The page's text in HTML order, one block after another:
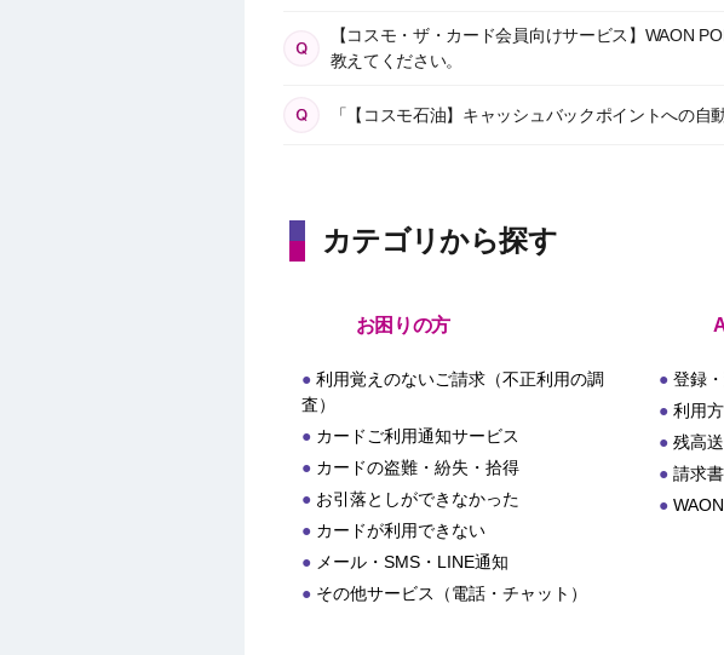
【コスモ・ザ・カード会員向けサービス】WAON
教えてください。
「【コスモ石油】キャッシュバックポイントへの自
カテゴリから探す
お困りの方
利用覚えのないご請求（不正利用の調
査）
カードご利用通知サービス
カードの盗難・紛失・拾得
お引落としができなかった
カードが利用できない
メール・SMS・LINE通知
その他サービス（電話・チャット）
登録
利用
残高
請求